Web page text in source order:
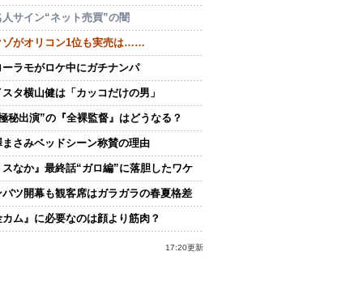
人サイン“ネット売買”の闇
ゾがオリコン1位も実売は……
ーラモがロケ中にガチナンパ
タ横山健は「カッコだけの男」
秘出演”の『全裸監督』はどうなる？
まさみベッドシーン称賛の理由
スなか』最終話“ガロ編”に落胆したワケ
バツ開幕も観客席はガラガラの春夏格差
カム』に必要なのは顔より筋肉？
17:20更新